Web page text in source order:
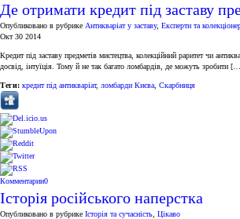
Де отримати кредит під заставу
Опубликовано в рубрике Антикваріат у заставу, Експерти та
Окт 30 2014
Кредит під заставу предметів мистецтва, колекційний раритет чи
досвід, інтуїція. Тому й не так багато ломбардів, де можуть зробити
Теги: кредит під антикваріат, ломбарди Києва Скарбниця
Комментарии0
Історія російського наперстка
Опубликовано в рубрике Історія та сучасність Цікаво